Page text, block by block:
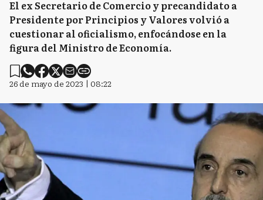
El ex Secretario de Comercio y precandidato a
Presidente por Principios y Valores volvió a
cuestionar al oficialismo, enfocándose en la
figura del Ministro de Economía.
26 de mayo de 2023 | 08:22